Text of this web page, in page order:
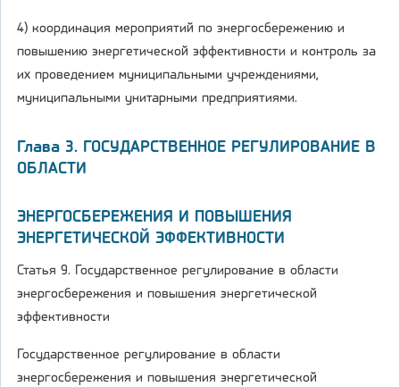
4) координация мероприятий по энергосбережению и
повышению энергетической эффективности и контроль за
их проведением муниципальными учреждениями,
муниципальными унитарными предприятиями.
Глава 3. ГОСУДАРСТВЕННОЕ РЕГУЛИРОВАНИЕ В
ОБЛАСТИ
ЭНЕРГОСБЕРЕЖЕНИЯ И ПОВЫШЕНИЯ
ЭНЕРГЕТИЧЕСКОЙ ЭФФЕКТИВНОСТИ
Статья 9. Государственное регулирование в области
энергосбережения и повышения энергетической
эффективности
Государственное регулирование в области
энергосбережения и повышения энергетической